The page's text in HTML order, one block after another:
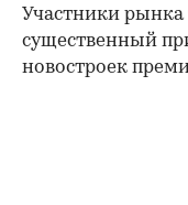
Участники
существенный
новостроек